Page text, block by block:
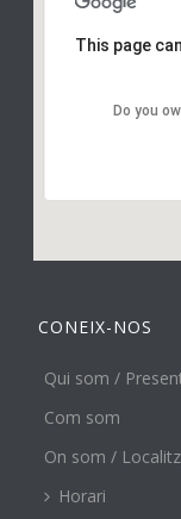
This page
Do you
CONEIX-NOS
Qui som /
Com som
On som /
Horari